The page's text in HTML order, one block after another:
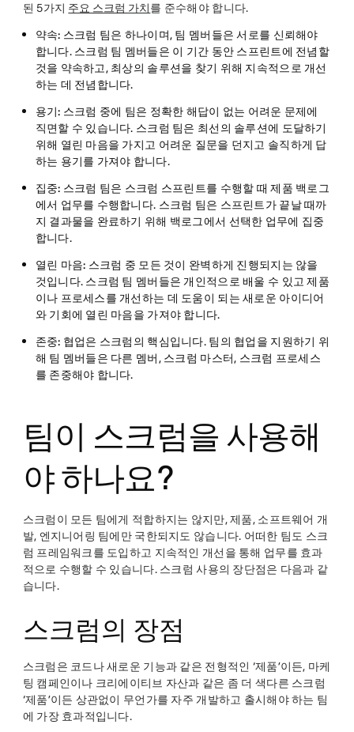
된 5가지 주요 스크럼 가치를 준수해야 합니다.
약속: 스크럼 팀은 하나이며, 팀 멤버들은 서로를 신뢰해야
합니다. 스크럼 팀 멤버들은 이 기간 동안 스프린트에 전념할
것을 약속하고, 최상의 솔루션을 찾기 위해 지속적으로 개선
하는 데 전념합니다.
용기: 스크럼 중에 팀은 정확한 해답이 없는 어려운 문제에
직면할 수 있습니다. 스크럼 팀은 최선의 솔루션에 도달하기
위해 열린 마음을 가지고 어려운 질문을 던지고 솔직하게 답
하는 용기를 가져야 합니다.
집중: 스크럼 팀은 스크럼 스프린트를 수행할 때 제품 백로그
에서 업무를 수행합니다. 스크럼 팀은 스프린트가 끝날 때까
지 결과물을 완료하기 위해 백로그에서 선택한 업무에 집중
합니다.
열린 마음: 스크럼 중 모든 것이 완벽하게 진행되지는 않을
것입니다. 스크럼 팀 멤버들은 개인적으로 배울 수 있고 제품
이나 프로세스를 개선하는 데 도움이 되는 새로운 아이디어
와 기회에 열린 마음을 가져야 합니다.
존중: 협업은 스크럼의 핵심입니다. 팀의 협업을 지원하기 위
해 팀 멤버들은 다른 멤버, 스크럼 마스터, 스크럼 프로세스
를 존중해야 합니다.
팀이 스크럼을 사용해
야 하나요?
스크럼이 모든 팀에게 적합하지는 않지만, 제품, 소프트웨어 개
발, 엔지니어링 팀에만 국한되지도 않습니다. 어떠한 팀도 스크
럼 프레임워크를 도입하고 지속적인 개선을 통해 업무를 효과
적으로 수행할 수 있습니다. 스크럼 사용의 장단점은 다음과 같
습니다.
스크럼의 장점
스크럼은 코드나 새로운 기능과 같은 전형적인 ‘제품’이든, 마케
팅 캠페인이나 크리에이티브 자산과 같은 좀 더 색다른 스크럼
‘제품’이든 상관없이 무언가를 자주 개발하고 출시해야 하는 팀
에 가장 효과적입니다.